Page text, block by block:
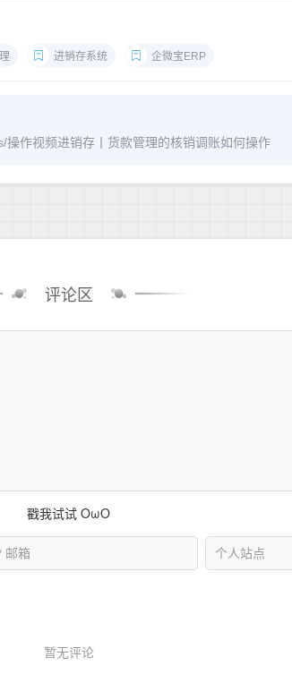
进销存系统 企微宝ERP
作视频进销存丨货款管理的核销调账如何操作
评论区